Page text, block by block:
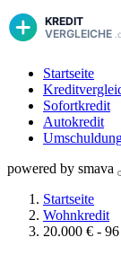
Startseite
Sofortkredit
Autokredit
powered by smava
Startseite
Wohnkredit
20.000 € -